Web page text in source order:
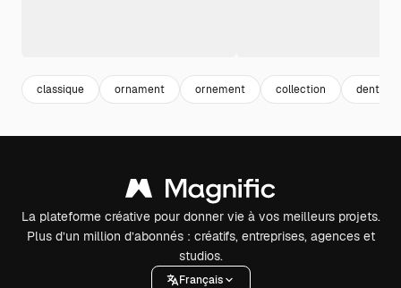
classique ornament ornement collection dentelle
La plateforme créative pour donner vie à vos meilleurs projets.
Plus d’un million d’abonnés : créatifs, entreprises, agences et
studios.
Français